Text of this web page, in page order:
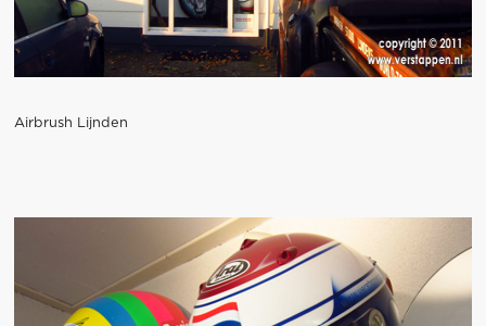
Airbrush Lijnden